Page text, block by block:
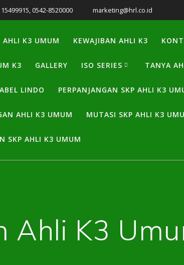
0542-8520000 marketing@hrl.co.id
AHLI K3 UMUM KEWAJIBAN AHLI K3
K3 GALLERY ISO SERIES TANYA
LINDO PERPANJANGAN SKP AHLI K3
AHLI K3 UMUM MUTASI SKP AHLI K3
SKP AHLI K3 UMUM
Ahli K3